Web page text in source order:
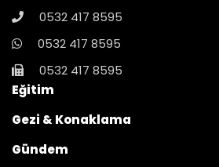
0532 417 8595
0532 417 8595
0532 417 8595
Eğitim
Gezi & Konaklama
Gündem